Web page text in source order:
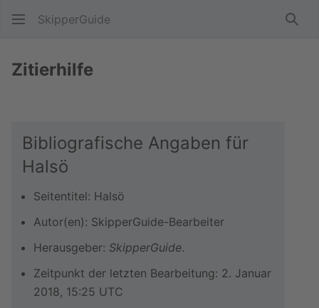
SkipperGuide
Zitierhilfe
Bibliografische Angaben für
Halsö
Seitentitel: Halsö
Autor(en): SkipperGuide-Bearbeiter
Herausgeber: SkipperGuide.
Zeitpunkt der letzten Bearbeitung: 2. Januar
2018, 15:25 UTC